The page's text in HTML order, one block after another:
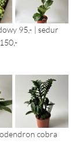
95,- | sedur
cobra